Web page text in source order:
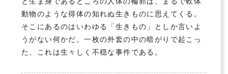
動物のような得体の知れぬ生きものに思えてくる。
そこにあるのはいわゆる「生きもの」としか言いよ
うがない何かだ。一枚の外套の中の暗がりで起こっ
た、これは生々しく不穏な事件である。